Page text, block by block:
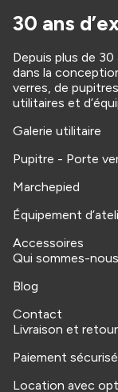
30 ans
Depuis plus de
dans la
verres, de
utilitaires et
Galerie utilitaire
Pupitre - Porte
Marchepied
Équipement
Accessoires
Qui sommes-nous
Blog
Contact
Livraison et retour
Paiement sécurisé
Location avec